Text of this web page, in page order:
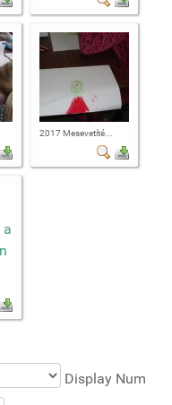
2017 Mesevetíté...
Display Num